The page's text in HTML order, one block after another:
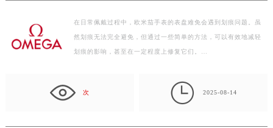
在日常佩戴过程中，欧米茄手表的表盘难免会遇到划痕问题。虽
然划痕无法完全避免，但通过一些简单的方法，可以有效地减轻
划痕的影响，甚至在一定程度上修复它们。…
次  2025-08-14